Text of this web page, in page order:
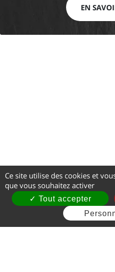
EN
Ce site utilise des cookies et
que vous souhaitez activer
Tout accepter